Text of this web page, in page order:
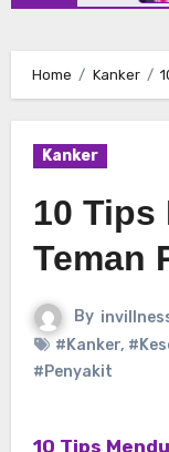
Home Kanker
Kanker
10 Tips
Teman
By
#Kanker,
#Penyakit
10 Tips